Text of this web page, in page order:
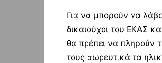
Για να μπορούν να
δικαιούχοι του ΕΚΑΣ
θα πρέπει να πληρούν
τους σωρευτικά τα